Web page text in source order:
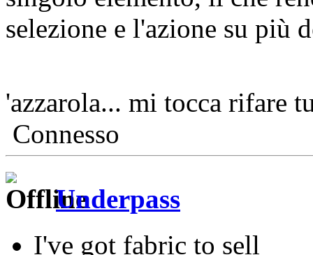
selezione e l'azione su più
'azzarola... mi tocca rifare
Connesso
Underpass
I've got fabric to sell